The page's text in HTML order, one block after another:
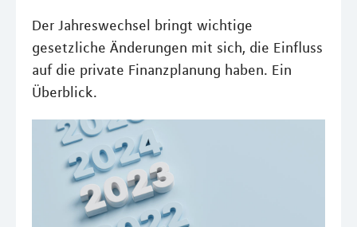
Der Jahreswechsel bringt wichtige
gesetzliche Änderungen mit sich, die Einfluss
auf die private Finanzplanung haben. Ein
Überblick.